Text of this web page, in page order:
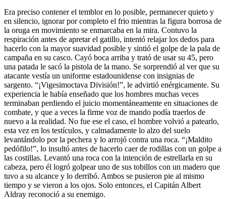
Era preciso contener el temblor en lo posible, permanecer quieto y
en silencio, ignorar por completo el frio mientras la figura borrosa de
la oruga en movimiento se enmarcaba en la mira. Contuvo la
respiración antes de apretar el gatillo, intentó relajar los dedos para
hacerlo con la mayor suavidad posible y sintió el golpe de la pala de
campaña en su casco. Cayó boca arriba y trató de usar su 45, pero
una patada le sacó la pistola de la mano. Se sorprendió al ver que su
atacante vestía un uniforme estadounidense con insignias de
sargento. “¡Vigesimoctava División!”, le advirtió enérgicamente. Su
experiencia le había enseñado que los hombres muchas veces
terminaban perdiendo el juicio momentáneamente en situaciones de
combate, y que a veces la firme voz de mando podía traerlos de
nuevo a la realidad. No fue ese el caso, el hombre volvió a patearlo,
esta vez en los testículos, y calmadamente lo alzo del suelo
levantándolo por la pechera y lo arrojó contra una roca. “¡Maldito
pedófilo!”, lo insultó antes de hacerlo caer de rodillas con un golpe a
las costillas. Levantó una roca con la intención de estrellarla en su
cabeza, pero él logró golpear uno de sus tobillos con un madero que
tuvo a su alcance y lo derribó. Ambos se pusieron pie al mismo
tiempo y se vieron a los ojos. Solo entonces, el Capitán Albert
Aldray reconoció a su enemigo.